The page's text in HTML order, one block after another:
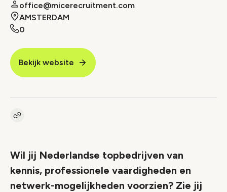
office@micerecruitment.com
AMSTERDAM
0
Bekijk website
Kopieer link naar vacature
Wil jij Nederlandse topbedrijven van
kennis, professionele vaardigheden en
netwerk-mogelijkheden voorzien? Zie jij